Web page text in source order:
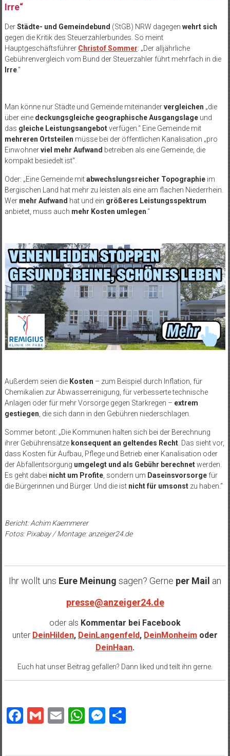
Irre“
DerStädte- und Gemeindebund (StGB) NRW dagegen wehrt sich
gegen die Kritik des Steuerzahlerbundes. So meint
Hauptgeschäftsführer Christof Sommer: „Der alljährliche
Gebührenvergleich vom Bund der Steuerzahler führt mehrfach in die
Irre.“
Man könne nur Städte und Gemeinde miteinandervergleichen „die
über eine deckungsgleiche geographische Ausgangslageund
das gleiche Leistungsangebotverfügen.“ Eine Gemeinde mit
mehreren Ortsteilen müsse bei der öffentlichen Kanalisation „pro
Einwohnerviel mehr Aufwand betreiben als eine Gemeinde, die
kompakt besiedelt ist“.
Oder: „Eine Gemeinde mitabwechslungsreicher Topographieim
Bergischen Land hat mehr zu leisten als eine am flachen Niederrhein.
Wer mehr Aufwand hat und ein größeres Leistungsspektrum
anbietet, muss auch mehr Kosten umlegen.“
Außerdem seien die Kosten – zum Beispiel durch Inflation, für
Chemikalien zur Abwasserreinigung, für verbesserte technische
Anlagen oder für mehr Vorsorge gegen Starkregen – extrem
gestiegen , die sich dann in den Gebühren niederschlagen.
Sommer betont: „Die Kommunen halten sich bei der Berechnung
ihrer Gebührensätze konsequent an geltendes Recht. Das sieht vor,
dass Kosten für Aufbau, Pflege und Betrieb einer Kanalisation oder
der Abfallentsorgung umgelegt und als Gebühr berechnetwerden.
Es geht dabei nicht um Profite, sondern um Daseinsvorsorgefür
die Bürgerinnen und Bürger. Und die ist nicht für umsonstzu haben.“
Bericht: Achim Kaemmerer
Fotos: Pixabay / Montage: anzeiger24.de
Ihr wollt uns Eure Meinung sagen? Gerne per Mail an
presse@anzeiger24.de
oder als Kommentar bei Facebook
unter DeinHilden, DeinLangenfeld, DeinMonheim oder
DeinHaan.
Euch hat unser Beitrag gefallen? Dann liked und teilt ihn gerne.
Facebook
Gmail
EmailWhatsApp
Messenger
Teilen